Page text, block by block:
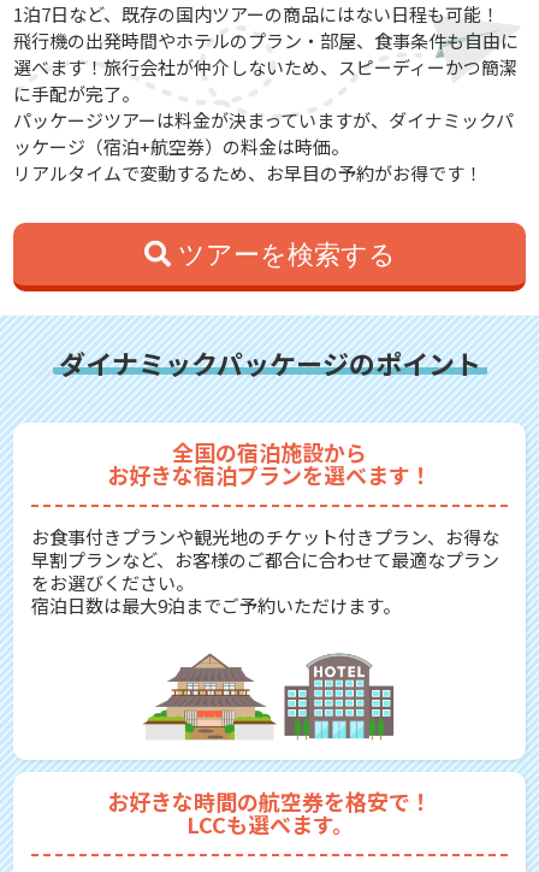
1泊7日など、既存の国内ツアーの商品にはない日程も可能！
飛行機の出発時間やホテルのプラン・部屋、食事条件も自由に
選べます！旅行会社が仲介しないため、スピーディーかつ簡潔
に手配が完了。
パッケージツアーは料金が決まっていますが、ダイナミックパ
ッケージ（宿泊+航空券）の料金は時価。
リアルタイムで変動するため、お早目の予約がお得です！
ツアーを検索する
ダイナミックパッケージのポイント
全国の宿泊施設から
お好きな宿泊プランを選べます！
お食事付きプランや観光地のチケット付きプラン、お得な
早割プランなど、お客様のご都合に合わせて最適なプラン
をお選びください。
宿泊日数は最大9泊までご予約いただけます。
お好きな時間の航空券を格安で！
LCCも選べます。